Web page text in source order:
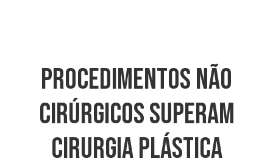
Procedimentos Não
Cirúrgicos Superam
Cirurgia Plástica